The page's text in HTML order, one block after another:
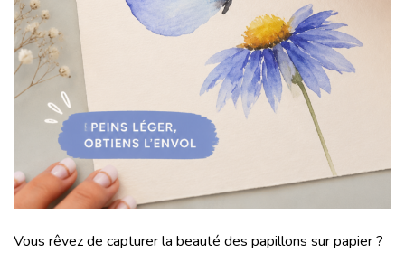
Vous rêvez de capturer la beauté des papillons sur papier ?